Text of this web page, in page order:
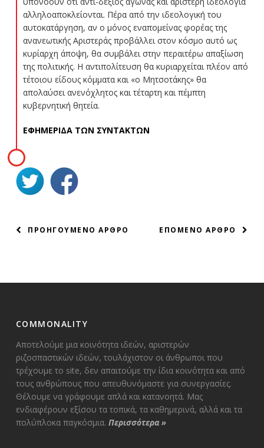
αλληλοαποκλείονται. Πέρα από την ιδεολογική του
αυτοκατάργηση, αν ο μόνος εναπομείνας φορέας της
ανανεωτικής Αριστεράς προβάλλει στον κόσμο αυτό ως
κυρίαρχη άποψη, θα συμβάλει στην περαιτέρω απαξίωση
της πολιτικής. Η αντιπολίτευση θα κυριαρχείται πλέον από
τέτοιου είδους κόμματα και «ο Μητσοτάκης» θα
απολαύσει ανενόχλητος και τέταρτη και πέμπτη
κυβερνητική θητεία.
ΕΦΗΜΕΡΙΔΑ ΤΩΝ ΣΥΝΤΑΚΤΩΝ
ΠΛΟΗΓΗΣΗ
ΕΠΟΜΕΝΟ ΑΡΘΡΟ
ΠΡΟΗΓΟΥΜΕΝΟ ΑΡΘΡΟ
COMMONALITY
Αποτελούμε μια κοινότητα ιδεών, αριστερών
ριζοσπαστικών ιδεών, τουλάχιστον οι άνθρωποι που
τρέχουμε το site, δεν απαιτούμε την ίδια κοινότητα και από
τους ανθρώπους που απευθυνόμαστε για συνεργασίες.
Θέλουμε να γράφουμε απλά και κατανοητά. Μας
ενδιαφέρουν εξίσου τα τοπικά, τα καθημερινά, αλλά και τα
πολύπλοκα παγκόσμια. Περισσότερα»